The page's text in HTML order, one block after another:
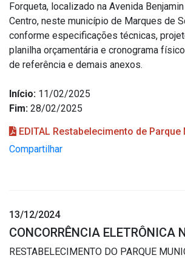
Forqueta, localizado na Avenida
Centro, neste município de Marques de
conforme especificações técnicas,
planilha orçamentária e cronograma
de referência e demais anexos.
Início: 11/02/2025
Fim: 28/02/2025
EDITAL Restabelecimento de
Compartilhar
13/12/2024
CONCORRÊNCIA ELETRÔNICA
RESTABELECIMENTO DO PARQUE